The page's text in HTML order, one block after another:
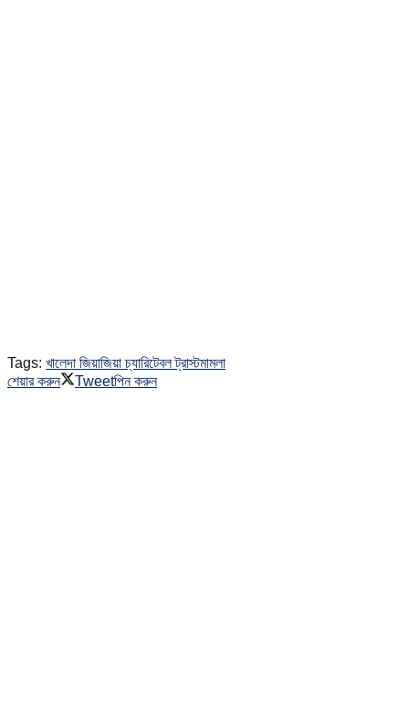
Tags: খালেদা জিয়াজিয়া চ্যারিটেবল ট্রাস্টমামলা
শেয়ার করুন
Tweetপিন করুন